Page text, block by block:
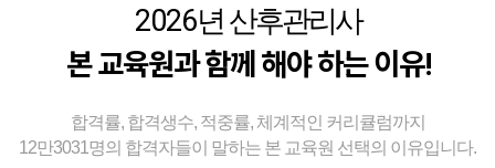
2026년 산후관리사
본 교육원과 함께 해야 하는 이유!
합격률, 합격생수, 적중률, 체계적인 커리큘럼까지
12만3031명의 합격자들이 말하는 본 교육원 선택의 이유입니다.